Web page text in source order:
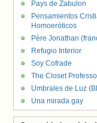
Pays de Zabulon
Pensamientos
Homoeróticos
Père Jonathan
Refugio Interior
Soy Cofrade
The Closet
Umbrales de Luz
Una mirada gay